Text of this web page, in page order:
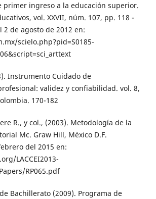
primer ingreso a la educación superior.
vol. XXVII, núm. 107, pp. 118 -
2 de agosto de 2012 en:
scielo.php?pid=S0185-
Instrumento Cuidado de
validez y confiabilidad. vol. 8,
170-182
R., y col., (2003). Metodología de la
Mc. Graw Hill, México D.F.
del 2015 en:
LACCEI2013-
RP065.pdf
Bachillerato (2009). Programa de